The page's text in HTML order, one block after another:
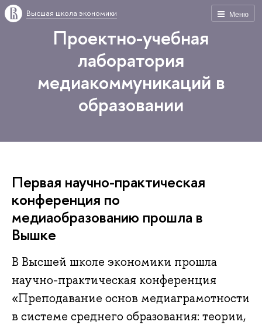
Меню
Высшая школа экономики
Проектно-учебная
лаборатория
медиакоммуникаций в
образовании
Первая научно-практическая
конференция по
медиаобразованию прошла в
Вышке
В Высшей школе экономики прошла
научно-практическая конференция
«Преподавание основ медиаграмотности
в системе среднего образования: теории,